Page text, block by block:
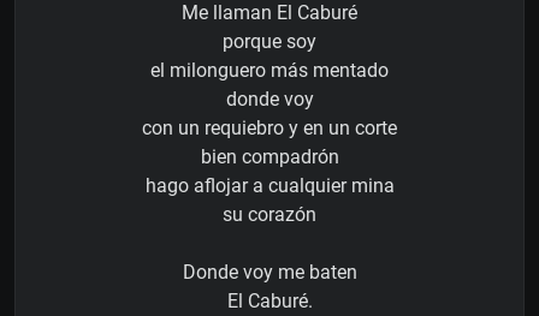
Me llaman El Caburé
porque soy
el milonguero más mentado
donde voy
con un requiebro y en un corte
bien compadrón
hago aflojar a cualquier mina
su corazón
Donde voy me baten
El Caburé.